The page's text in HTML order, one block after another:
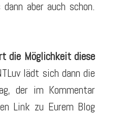
aber auch schon.
die Möglichkeit diese
lädt sich dann die
der im Kommentar
Link zu Eurem Blog